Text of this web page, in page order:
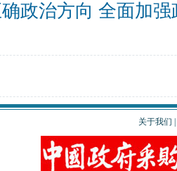
政治方向 全面加强
关于我们